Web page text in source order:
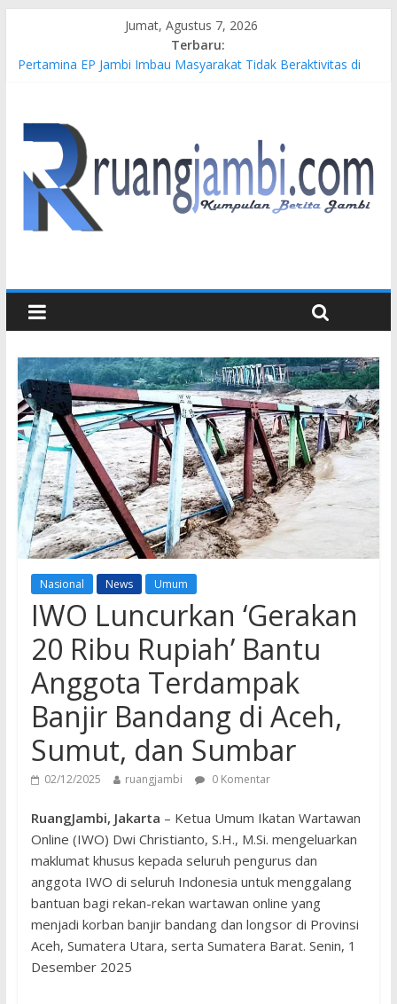
Jumat, Agustus 7, 2026
Terbaru:
Pertamina EP Jambi Imbau Masyarakat Tidak Beraktivitas di
Didampingi Pengacara Chris Januardi
Hj. Hesti Haris Dorong Lahirnya Wirausaha Muda Melalui
Pelatihan Batik Kontemporer PKW
Siap Dukung Kegiatan Hulu Migas, Kapolda Jambi Kunjungi
FSO 115
Gubernur Al Haris Buka Turnamen Tenis Antar Alumni
Nasional News Umum
IWO Luncurkan ‘Gerakan
20 Ribu Rupiah’ Bantu
Anggota Terdampak
Banjir Bandang di Aceh,
Sumut, dan Sumbar
02/12/2025 ruangjambi 0 Komentar
RuangJambi, Jakarta – Ketua Umum Ikatan Wartawan
Online (IWO) Dwi Christianto, S.H., M.Si. mengeluarkan
maklumat khusus kepada seluruh pengurus dan
anggota IWO di seluruh Indonesia untuk menggalang
bantuan bagi rekan-rekan wartawan online yang
menjadi korban banjir bandang dan longsor di Provinsi
Aceh, Sumatera Utara, serta Sumatera Barat. Senin, 1
Desember 2025